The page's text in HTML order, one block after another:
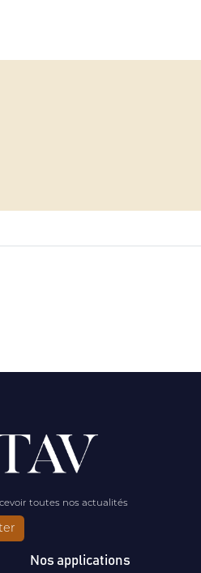
toutes nos actualités
Nos applications